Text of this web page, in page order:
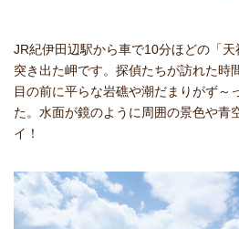
JR紀伊田辺駅から車で10分ほどの「
突き出た岬です。探偵たちが訪れた時
目の前に平らな岩礁や潮だまりがず～
た。水面が鏡のように周囲の景色や青
イ！